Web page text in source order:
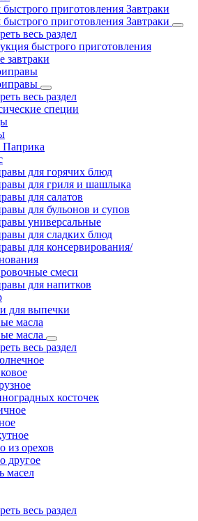
приготовления Завтраки
приготовления Завтраки
весь раздел
быстрого приготовления
завтраки
весь раздел
специи
для горячих блюд
для гриля и шашлыка
для салатов
для бульонов и супов
универсальные
для сладких блюд
для консервирования/
смеси
для напитков
для выпечки
масла
масла
весь раздел
косточек
из орехов
другое
масел
весь раздел